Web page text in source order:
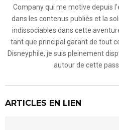
Company qui me motive depuis
dans les contenus publiés et la
indissociables dans cette
tant que principal garant de tout
Disneyphile, je suis pleinement
autour de cette
ARTICLES EN LIEN